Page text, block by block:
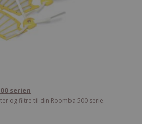
serien
og filtre til din Roomba 500 serie.